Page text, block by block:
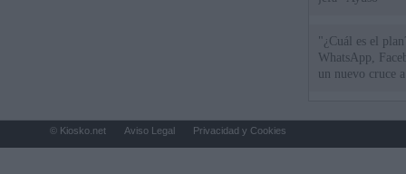
"¿Cuál es el
WhatsApp,
un nuevo cruce
© Kiosko.net Aviso Legal Privacidad y Cookies